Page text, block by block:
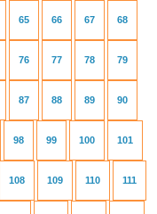
65 66 67 68
76 77 78 79
87 88 89 90
98 99 100 101
108 109 110 111